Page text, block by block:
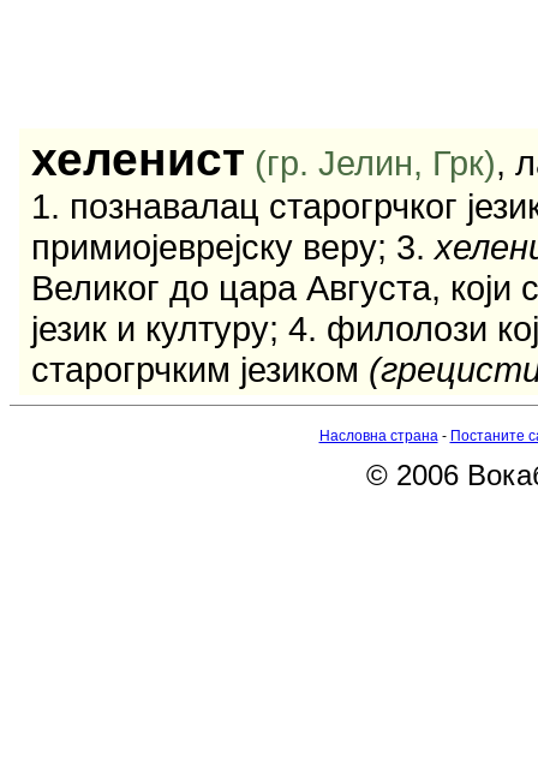
хеленист (гр. Јелин, Грк),
1. познавалац старогрчког
примиојеврејску веру; 3.
Великог до цара Августа,
језик и културу; 4. филолози
старогрчким језиком
Насловна страна- Постаните
© 2006